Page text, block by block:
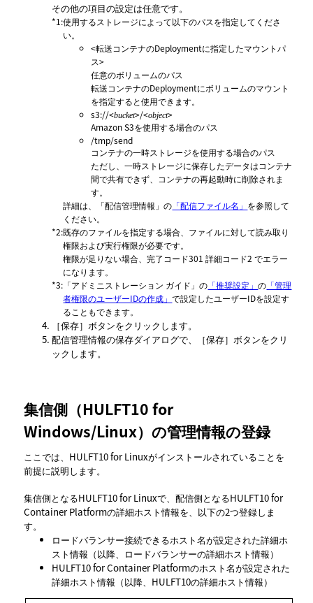
その他の項目の設定は任意です。
*1:使用するストレージによって以下のパスを指定してくださ
い。
<転送コンテナのDeploymentに指定したマウントパ
ス>
任意のボリュームのパス
転送コンテナのDeploymentにボリュームのマウント
を指定すると使用できます。
s3://<bucket>/<object>
Amazon S3を使用する場合のパス
/tmp/send
コンテナの一時ストレージを使用する場合のパス
ただし、一時ストレージに保存したデータはコンテナ
間で共有できず、コンテナの再起動時に削除されま
す。
詳細は、「配信管理情報」の 「配信ファイル名」 を参照して
ください。
*2:既存のファイルを指定する場合、ファイルに対して読み取り
権限および実行権限が必要です。
権限が足りない場合、完了コード301 詳細コード2 でエラー
になります。
*3: 「アドミニストレーション ガイド」の 「推奨設定」の 「管理
者権限のユーザーIDの作成」で設定したユーザーIDを設定す
ることもできます。
保存
ボタンをクリックします。
配信管理情報の保存ダイアログで、
保存
ボタンをクリ
ックします。
集信側（HULFT10 for
Windows/Linux）の管理情報の登録
ここでは、HULFT10 for Linuxがインストールされていることを
前提に説明します。
集信側となるHULFT10 for Linuxで、配信側となるHULFT10 for
Container Platformの詳細ホスト情報を、以下の2つ登録しま
す。
ロードバランサー接続できるホスト名が設定された詳細ホ
スト情報（以降、ロードバランサーの詳細ホスト情報）
HULFT10 for Container Platformのホスト名が設定された
詳細ホスト情報（以降、HULFT10の詳細ホスト情報）